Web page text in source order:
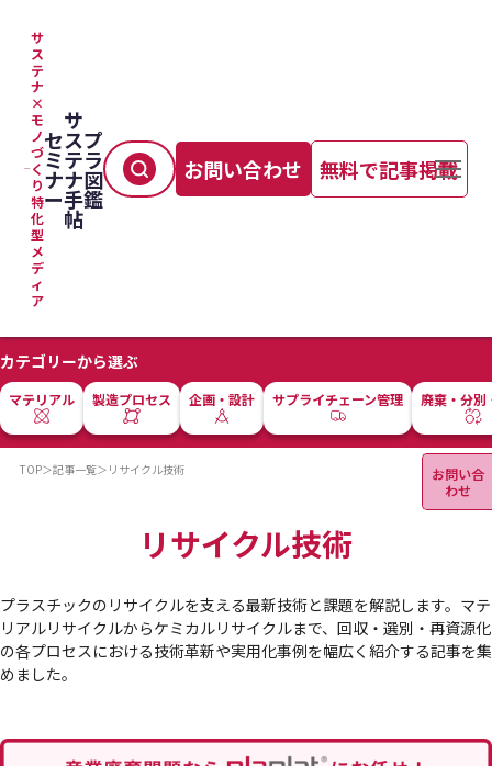
サ
ス
テ
ナ
×
モ
ノ
づ
く
り
特
化
型
メ
デ
ィ
ア
セ
ミ
ナ
ー
サ
ス
テ
ナ
手
帖
プ
ラ
図
鑑
お問い合わせ 無料で記事掲載
カテゴリーから選ぶ
マテリアル 製造プロセス 企画・設計 サプライチェーン管理 廃棄・分別
お問い合
わせ
TOP＞記事一覧＞ リサイクル技術
リサイクル技術
プラスチックのリサイクルを支える最新技術と課題を解説します。マテ
リアルリサイクルからケミカルリサイクルまで、回収・選別・再資源化
の各プロセスにおける技術革新や実用化事例を幅広く紹介する記事を集
めました。